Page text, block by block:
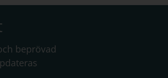
beprövad